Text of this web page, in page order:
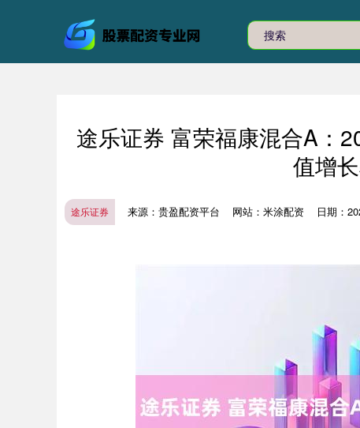
途乐证券 富荣福康混合A：
值增
途乐证券 来源：贵盈配资平台 网站：米涂配资 日期：